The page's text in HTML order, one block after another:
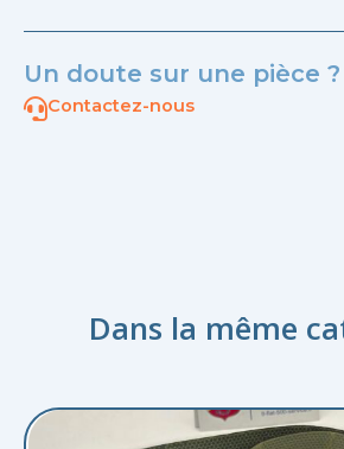
Un doute sur une pièce ?
Contactez-nous
Dans la même